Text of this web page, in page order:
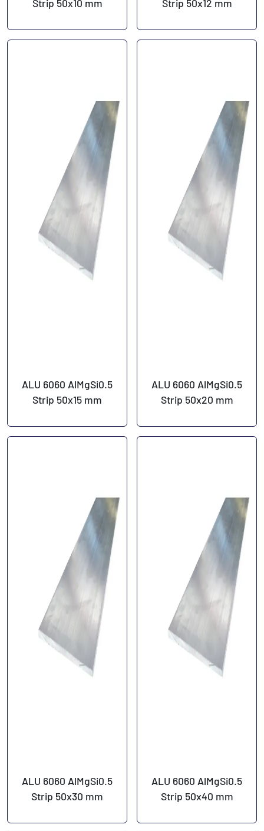
Strip 50x10 mm
Strip 50x12 mm
ALU 6060 AlMgSi0.5
Strip 50x15 mm
ALU 6060 AlMgSi0.5
Strip 50x20 mm
ALU 6060 AlMgSi0.5
Strip 50x30 mm
ALU 6060 AlMgSi0.5
Strip 50x40 mm